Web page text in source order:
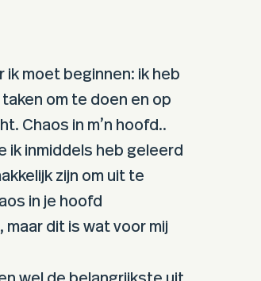
moet beginnen: ik heb
om te doen en op
Chaos in m’n hoofd..
ik inmiddels heb geleerd
zijn om uit te
in je hoofd
dit is wat voor mij